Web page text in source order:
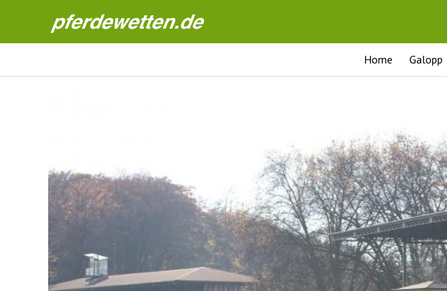
Pferdewetten News
Home Galopp